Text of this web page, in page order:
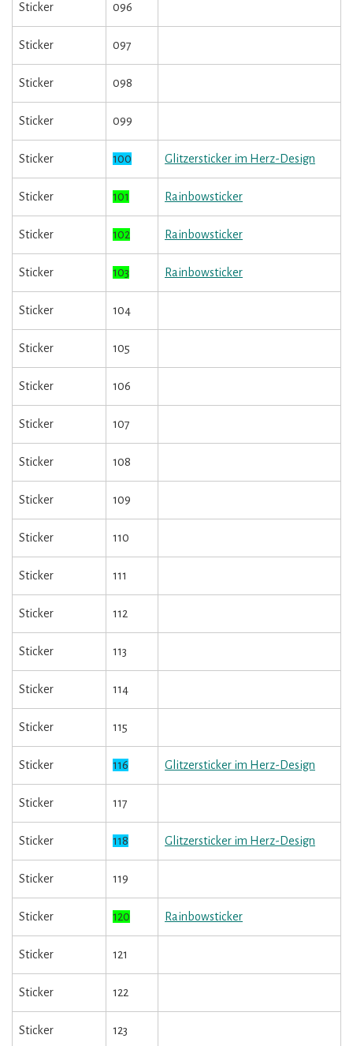
Sticker 096
Sticker 097
Sticker 098
Sticker 099
Sticker 100 Glitzersticker im Herz-Design
Sticker 101 Rainbowsticker
Sticker 102 Rainbowsticker
Sticker 103 Rainbowsticker
Sticker 104
Sticker 105
Sticker 106
Sticker 107
Sticker 108
Sticker 109
Sticker 110
Sticker 111
Sticker 112
Sticker 113
Sticker 114
Sticker 115
Sticker 116 Glitzersticker im Herz-Design
Sticker 117
Sticker 118 Glitzersticker im Herz-Design
Sticker 119
Sticker 120 Rainbowsticker
Sticker 121
Sticker 122
Sticker 123